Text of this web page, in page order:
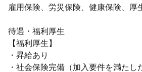
雇用保険、労災保険、健康保険、厚
待遇・福利厚生
【福利厚生】
・昇給あり
・社会保険完備（加入要件を満たし